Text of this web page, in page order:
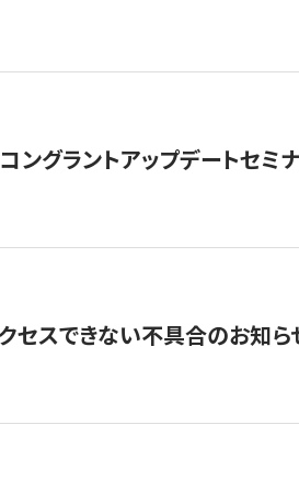
コングラントアップデートセ
セスできない不具合のお知ら